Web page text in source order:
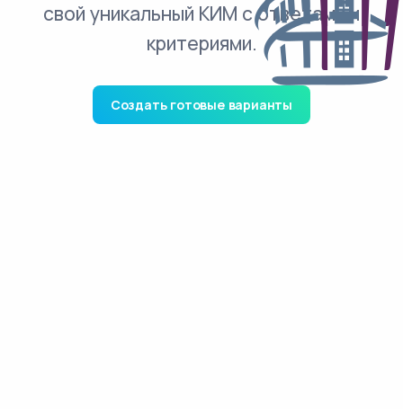
свой уникальный КИМ с ответами и
критериями.
Создать готовые варианты